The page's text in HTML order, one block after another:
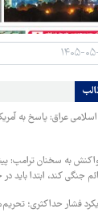
عراق: پاسخ به
واکنش به سخنان ترامپ:
جنگی کند، ابتدا باید
فشار حداکثری؛